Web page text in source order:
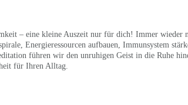
– eine kleine Auszeit nur für dich! Immer wieder
Energieressourcen aufbauen, Immunsystem
führen wir den unruhigen Geist in die Ruhe
für Ihren Alltag.